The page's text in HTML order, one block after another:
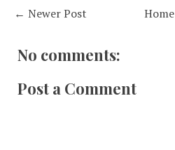
← Newer Post Home
No comments:
Post a Comment